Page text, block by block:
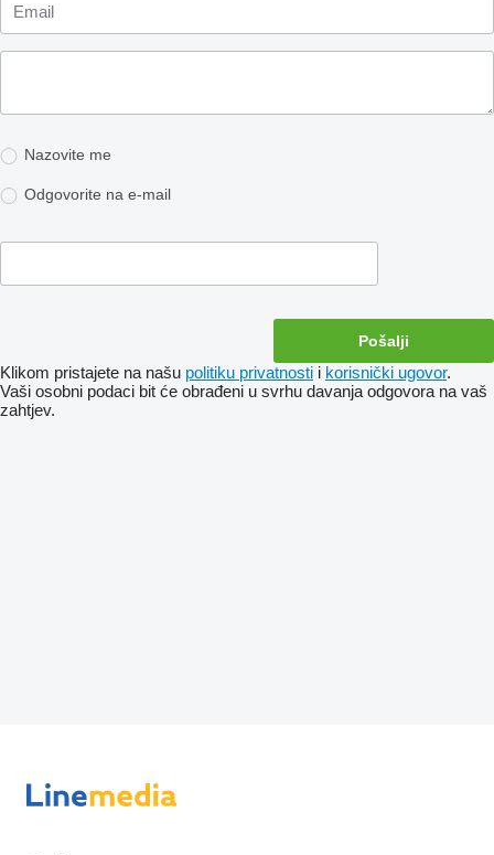
Nazovite me
Odgovorite na e-mail
Klikom pristajete na našu politiku privatnosti i korisnički ugovor.
Vaši osobni podaci bit će obrađeni u svrhu davanja odgovora na vaš
zahtjev.